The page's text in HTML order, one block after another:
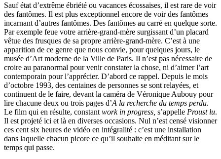
Sauf état d’extrême ébriété ou vacances écossaises, il est rare de voir
des fantômes. Il est plus exceptionnel encore de voir des fantômes
incarnant d’autres fantômes. Des fantômes au carré en quelque sorte.
Par exemple feue votre arrière-grand-mère surgissant d’un placard
vêtue des frusques de sa propre arrière-grand-mère. C’est à une
apparition de ce genre que nous convie, pour quelques jours, le
musée d’Art moderne de la Ville de Paris. Il n’est pas nécessaire de
croire au paranormal pour venir constater la chose, ni d’aimer l’art
contemporain pour l’apprécier. D’abord ce rappel. Depuis le mois
d’octobre 1993, des centaines de personnes se sont relayées, et
continuent de le faire, devant la caméra de Véronique Aubouy pour
lire chacune deux ou trois pages d’A la recherche du temps perdu.
Le film qui en résulte, constant work in progress, s’appelle Proust lu.
Il est projeté ici et là en diverses occasions. Nul n’est censé visionner
ces cent six heures de vidéo en intégralité : c’est une installation
dans laquelle chacun picore ce qu’il souhaite en méditant sur le
temps qui passe.